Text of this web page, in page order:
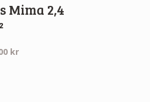
Mima 2,4
kr